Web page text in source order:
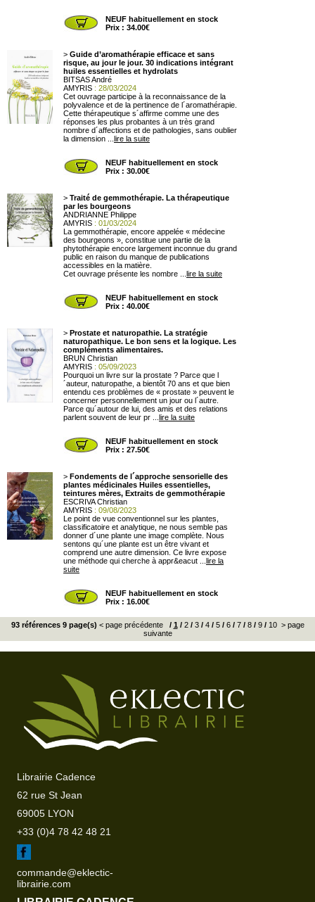
NEUF habituellement en stock
Prix : 34.00€
> Guide d’aromathérapie efficace et sans
risque, au jour le jour. 30 indications intégrant
huiles essentielles et hydrolats
BITSAS André
AMYRIS : 28/03/2024
Cet ouvrage participe à la reconnaissance de la
polyvalence et de la pertinence de l´aromathérapie.
Cette thérapeutique s´affirme comme une des
réponses les plus probantes à un très grand
nombre d´affections et de pathologies, sans oublier
la dimension ... lire la suite
NEUF habituellement en stock
Prix : 30.00€
> Traité de gemmothérapie. La thérapeutique
par les bourgeons
ANDRIANNE Philippe
AMYRIS : 01/03/2024
La gemmothérapie, encore appelée « médecine
des bourgeons », constitue une partie de la
phytothérapie encore largement inconnue du grand
public en raison du manque de publications
accessibles en la matière.
Cet ouvrage présente les nombre ... lire la suite
NEUF habituellement en stock
Prix : 40.00€
> Prostate et naturopathie. La stratégie
naturopathique. Le bon sens et la logique. Les
compléments alimentaires.
BRUN Christian
AMYRIS : 05/09/2023
Pourquoi un livre sur la prostate ? Parce que l
´auteur, naturopathe, a bientôt 70 ans et que bien
entendu ces problèmes de « prostate » peuvent le
concerner personnellement un jour ou l´autre.
Parce qu´autour de lui, des amis et des relations
parlent souvent de leur pr ... lire la suite
NEUF habituellement en stock
Prix : 27.50€
> Fondements de l´approche sensorielle des
plantes médicinales Huiles essentielles,
teintures mères, Extraits de gemmothérapie
ESCRIVA Christian
AMYRIS : 09/08/2023
Le point de vue conventionnel sur les plantes,
classificatoire et analytique, ne nous semble pas
donner d´une plante une image complète. Nous
sentons qu´une plante est un être vivant et
comprend une autre dimension. Ce livre expose
une méthode qui cherche à appr&eacut ... lire la
suite
NEUF habituellement en stock
Prix : 16.00€
93 références 9 page(s) < page précédente/ 1 /2/3/4/5/6/7/8/9/10 > page
suivante
Librairie Cadence
62 rue St Jean
69005 LYON
+33 (0)4 78 42 48 21
commande@eklectic-
librairie.com